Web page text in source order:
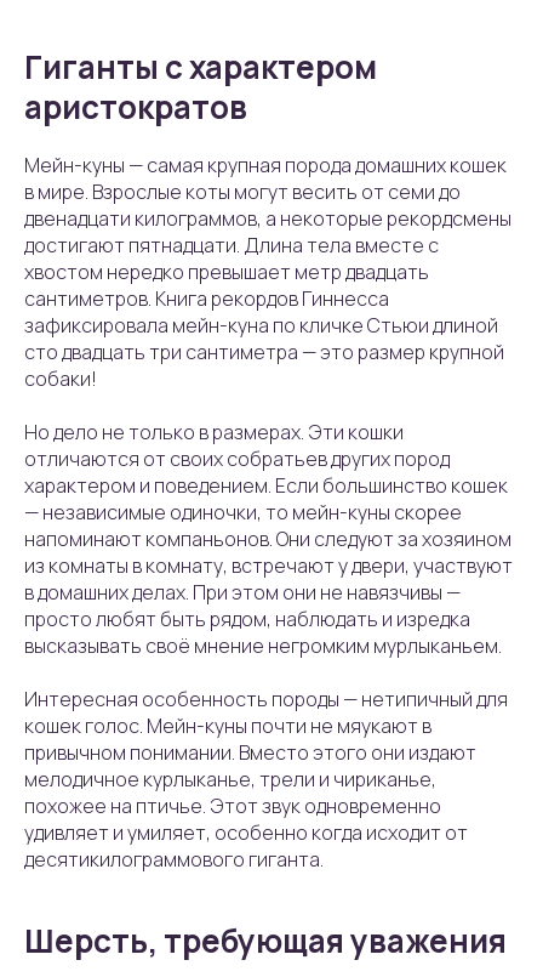
Гиганты с характером
аристократов
Мейн-куны — самая крупная порода домашних кошек
в мире. Взрослые коты могут весить от семи до
двенадцати килограммов, а некоторые рекордсмены
достигают пятнадцати. Длина тела вместе с
хвостом нередко превышает метр двадцать
сантиметров. Книга рекордов Гиннесса
зафиксировала мейн-куна по кличке Стьюи длиной
сто двадцать три сантиметра — это размер крупной
собаки!
Но дело не только в размерах. Эти кошки
отличаются от своих собратьев других пород
характером и поведением. Если большинство кошек
— независимые одиночки, то мейн-куны скорее
напоминают компаньонов. Они следуют за хозяином
из комнаты в комнату, встречают у двери, участвуют
в домашних делах. При этом они не навязчивы —
просто любят быть рядом, наблюдать и изредка
высказывать своё мнение негромким мурлыканьем.
Интересная особенность породы — нетипичный для
кошек голос. Мейн-куны почти не мяукают в
привычном понимании. Вместо этого они издают
мелодичное курлыканье, трели и чириканье,
похожее на птичье. Этот звук одновременно
удивляет и умиляет, особенно когда исходит от
десятикилограммового гиганта.
Шерсть, требующая уважения